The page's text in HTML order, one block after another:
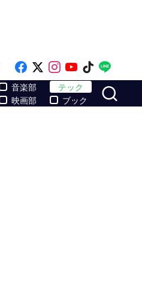
Like on Facebook
Follow on x
Follow on
Follow on
Follow
音楽部
映画部
テック
ブック